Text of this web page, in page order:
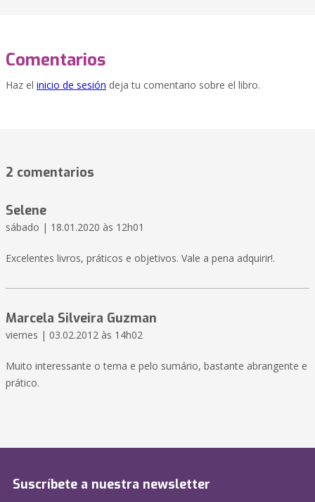
Comentarios
Haz el inicio de sesión deja tu comentario sobre el libro.
2 comentarios
Selene
sábado | 18.01.2020 às 12h01
Excelentes livros, práticos e objetivos. Vale a pena adquirir!.
Marcela Silveira Guzman
viernes | 03.02.2012 às 14h02
Muito interessante o tema e pelo sumário, bastante abrangente e
prático.
Suscríbete a nuestra newsletter